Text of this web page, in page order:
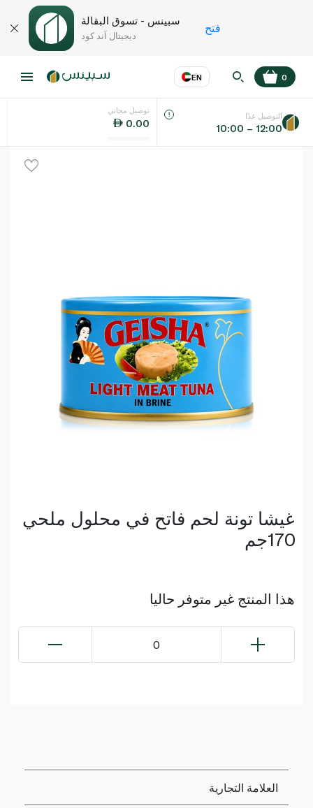
سبينس - تسوق البقالة
ديجيتال آند كود
فتح
EN
اللغة عر
0
توصيل مجاني
0.00
التوصيل غدًا
10:00 – 12:00
غيشا تونة لحم فاتح في محلول ملحي
170جم
هذا المنتج غير متوفر حاليا
0
العلامة التجارية